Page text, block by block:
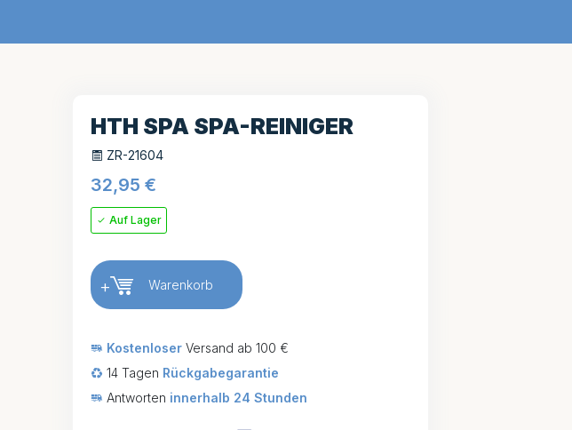
HTH SPA SPA-REINIGER
ZR-21604
32,95€
Auf Lager
+ Warenkorb
Kostenloser Versand ab 100 €
14 Tagen Rückgabegarantie
Antworten innerhalb 24 Stunden